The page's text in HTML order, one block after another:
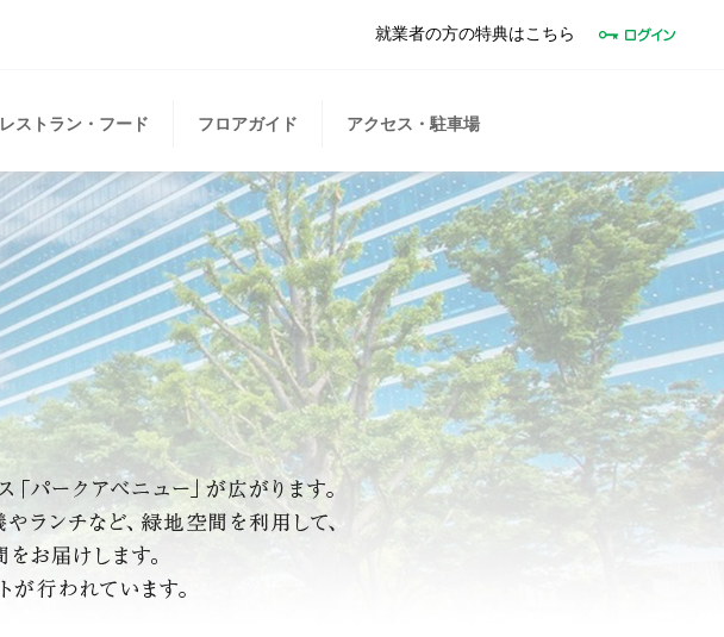
就業者の方の特典はこちら
レストラン・フード フロアガイド アクセス・駐車場